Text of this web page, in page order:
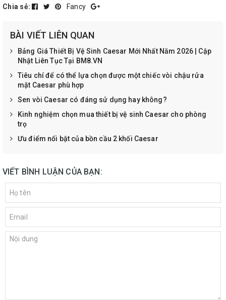
Chia sẻ:
Fancy
BÀI VIẾT LIÊN QUAN
Bảng Giá Thiết Bị Vệ Sinh Caesar Mới Nhất Năm 2026 | Cập
Nhật Liên Tục Tại BM8.VN
Tiêu chí để có thể lựa chọn được một chiếc vòi chậu rửa
mặt Caesar phù hợp
Sen vòi Caesar có đáng sử dụng hay không?
Kinh nghiệm chọn mua thiết bị vệ sinh Caesar cho phòng
trọ
Ưu điểm nổi bật của bồn cầu 2 khối Caesar
VIẾT BÌNH LUẬN CỦA BẠN: